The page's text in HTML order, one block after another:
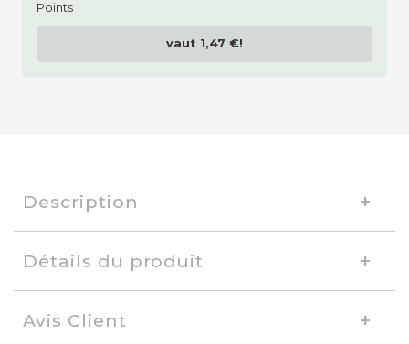
vaut 1,47 €!
Description
Détails du produit
Avis Client